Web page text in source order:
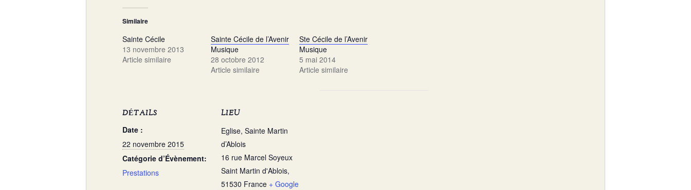
Similaire
Sainte Cécile
13 novembre 2013
Article similaire
Sainte Cécile de l’Avenir
Musique
28 octobre 2012
Article similaire
Ste Cécile de l’Avenir
Musique
5 mai 2014
Article similaire
DÉTAILS
Date :
22 novembre 2015
Catégorie d’Évènement:
Prestations
LIEU
Eglise, Sainte Martin
d’Ablois
16 rue Marcel Soyeux
Saint Martin d'Ablois,
51530 France + Google